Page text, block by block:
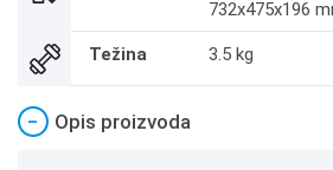
732x475x196
Težina 3.5 kg
− Opis proizvoda